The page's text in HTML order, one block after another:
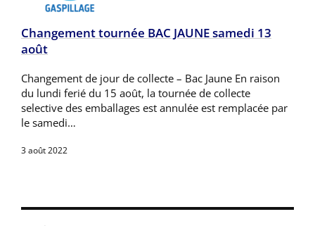
Changement tournée BAC JAUNE samedi 13
août
Changement de jour de collecte – Bac Jaune En raison
du lundi ferié du 15 août, la tournée de collecte
selective des emballages est annulée est remplacée par
le samedi…
3 août 2022